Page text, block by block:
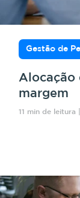
Gestão de
Alocação
margem
11 min de